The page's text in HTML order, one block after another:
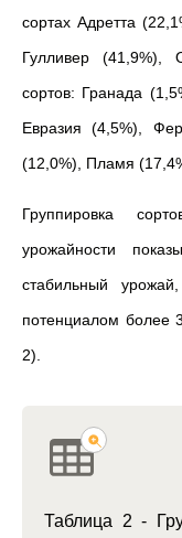
сортах Адретта
Гулливер
сортов: Гранада
Евразия (4,5%),
(12,0%), Пламя
Группировка
урожайности
стабильный
потенциалом более
2).
Таблица 2 -